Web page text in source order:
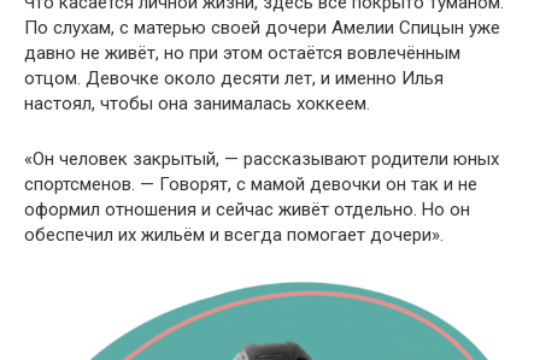
По слухам, с матерью своей дочери Амелии Спицын уже
давно не живёт, но при этом остаётся вовлечённым
отцом. Девочке около десяти лет, и именно Илья
настоял, чтобы она занималась хоккеем.
«Он человек закрытый, — рассказывают родители юных
спортсменов. — Говорят, с мамой девочки он так и не
оформил отношения и сейчас живёт отдельно. Но он
обеспечил их жильём и всегда помогает дочери».